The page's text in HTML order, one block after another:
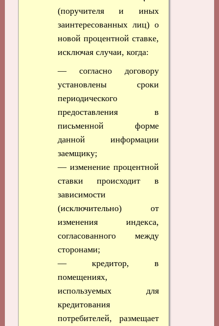
(поручителя и иных
заинтересованных лиц) о
новой процентной ставке,
исключая случаи, когда:
— согласно договору
установлены сроки
периодического
предоставления в
письменной форме
данной информации
заемщику;
— изменение процентной
ставки происходит в
зависимости
(исключительно) от
изменения индекса,
согласованного между
сторонами;
— кредитор, в
помещениях,
используемых для
кредитования
потребителей, размещает